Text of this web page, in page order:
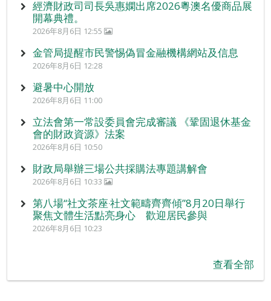
經濟財政司司長吳惠嫻出席2026粵澳名優商品展
開幕典禮。
2026年8月6日 12:55
金管局提醒市民警惕偽冒金融機構網站及信息
2026年8月6日 12:28
避暑中心開放
2026年8月6日 11:00
立法會第一常設委員會完成審議 《鞏固退休基金
會的財政資源》法案
2026年8月6日 10:50
財政局舉辦三場公共採購法專題講解會
2026年8月6日 10:33
第八場“社文茶座‧社文範疇齊齊傾”8月20日舉行
聚焦文體生活點亮身心 歡迎居民參與
2026年8月6日 10:23
查看全部